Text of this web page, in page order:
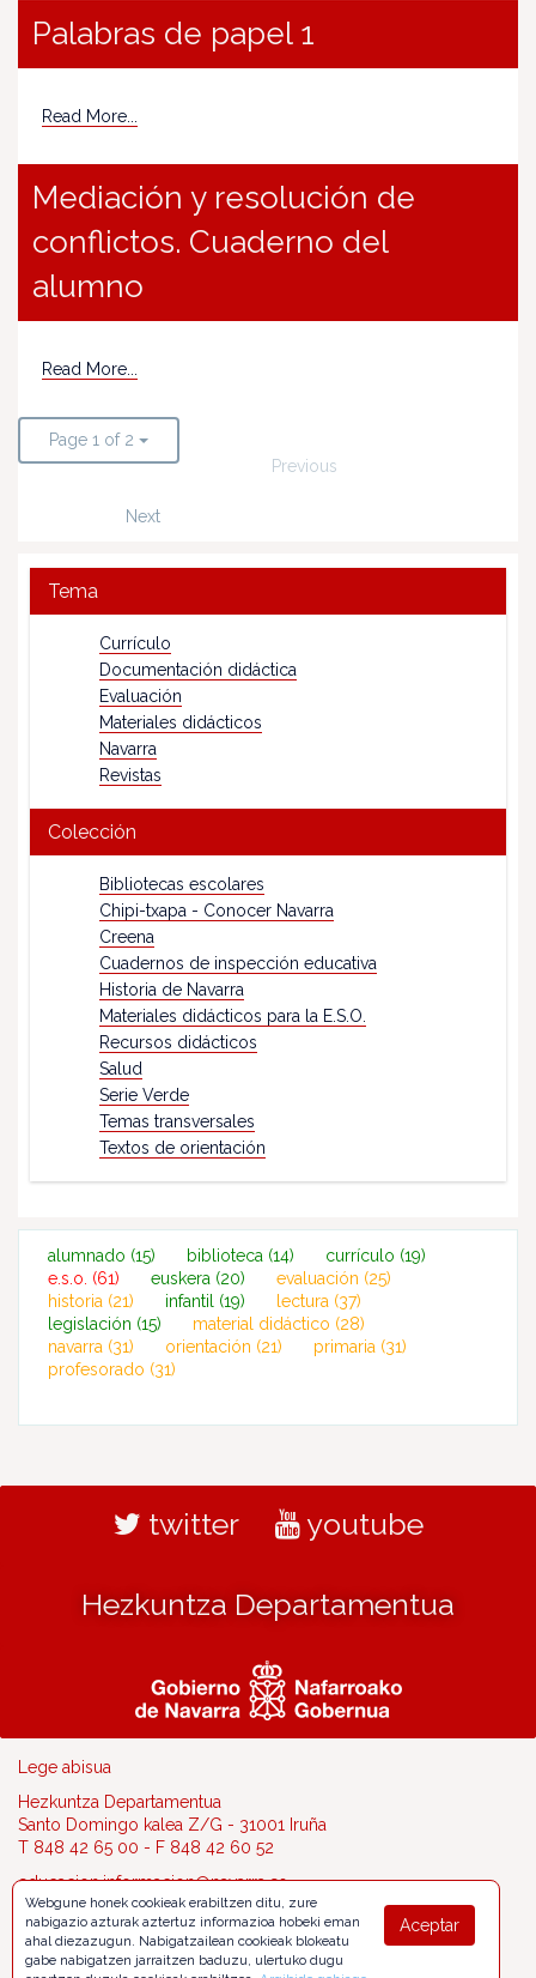
Palabras de papel 1
Read More...
Mediación y resolución de
conflictos. Cuaderno del
alumno
Read More...
Page 1 of 2
Previous
Next
Tema
Currículo
Documentación didáctica
Evaluación
Materiales didácticos
Navarra
Revistas
Colección
Bibliotecas escolares
Chipi-txapa - Conocer Navarra
Creena
Cuadernos de inspección educativa
Historia de Navarra
Materiales didácticos para la E.S.O.
Recursos didácticos
Salud
Serie Verde
Temas transversales
Textos de orientación
alumnado (15) biblioteca (14) currículo (19)
e.s.o. (61) euskera (20) evaluación (25)
historia (21) infantil (19) lectura (37)
legislación (15) material didáctico (28)
navarra (31) orientación (21) primaria (31)
profesorado (31)
twitter youtube
Hezkuntza Departamentua
Lege abisua
Hezkuntza Departamentua
Santo Domingo kalea Z/G - 31001 Iruña
T 848 42 65 00 - F 848 42 60 52
educacion.informacion@navarra.es
Aceptar
Webgune honek cookieak erabiltzen ditu, zure
nabigazio azturak aztertuz informazioa hobeki eman
ahal diezazugun. Nabigatzailean cookieak blokeatu
gabe nabigatzen jarraitzen baduzu, ulertuko dugu